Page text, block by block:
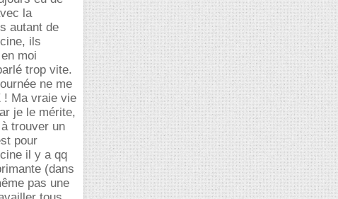
la
autant de
ils
moi
trop vite.
ne me
! Ma vraie vie
je le mérite,
trouver un
pour
il y a qq
(dans
pas une